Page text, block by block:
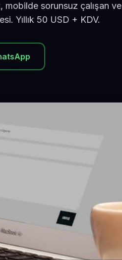
sorunsuz çalışan ve
Yıllık 50 USD + KDV.